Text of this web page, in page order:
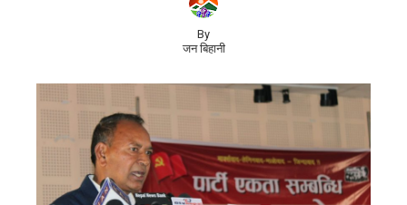
By
जन बिहानी